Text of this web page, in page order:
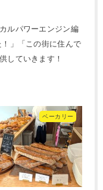
ルパワーエンジン編
」「この街に住んで
していきます！
ベーカリー